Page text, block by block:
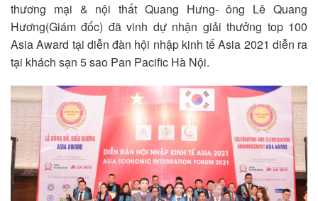
thương mại & nội thất Quang Hưng- ông Lê Quang
Hương(Giám đốc) đã vinh dự nhận giải thưởng top 100
Asia Award tại diễn đàn hội nhập kinh tế Asia 2021 diễn ra
tại khách sạn 5 sao Pan Pacific Hà Nội.